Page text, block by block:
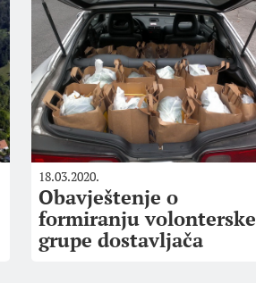
18.03.2020.
Obavještenje o
formiranju volonterske
grupe dostavljača